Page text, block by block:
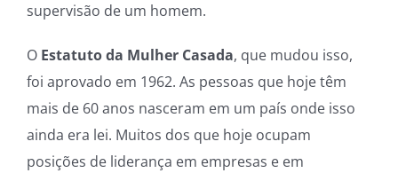
supervisão de um homem.
O Estatuto da Mulher Casada, que mudou isso,
foi aprovado em 1962. As pessoas que hoje têm
mais de 60 anos nasceram em um país onde isso
ainda era lei. Muitos dos que hoje ocupam
posições de liderança em empresas e em